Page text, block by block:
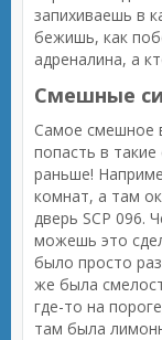
запихиваешь в
бежишь, как
адреналина, а
Смешные
Самое смешное
попасть в
раньше!
комнат, а там
дверь SCP 096.
можешь это
было просто
же была
где-то на
там была